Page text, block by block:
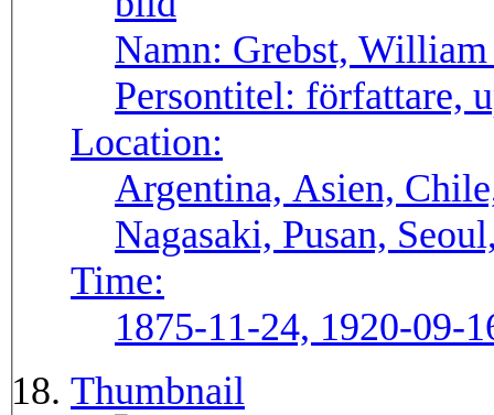
Namn: Grebst,
Persontitel: författare,
Location:
Argentina, Asien,
Nagasaki, Pusan,
Time:
1875-11-24, 1920-09-
Thumbnail